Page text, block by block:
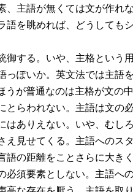
主語が無くては文が作れ
語を眺めれば、どうしても
する。いや、主格という
っぽいか。英文法では主語
うが普通なのは主格が文の
らわれない。主語は文の
はありえない。いや、むし
え見せてくる。主語へのス
語の距離をことさらに大き
須要素としない。主語へ